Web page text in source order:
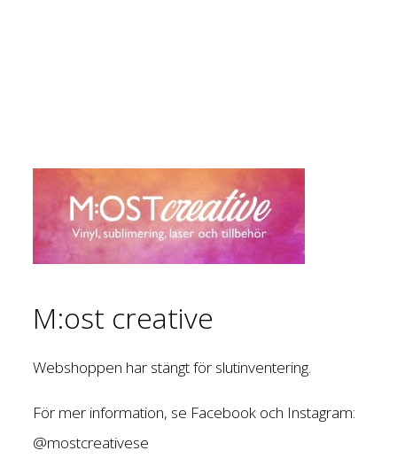
M:ost creative
Webshoppen har stängt för slutinventering.
För mer information, se Facebook och Instagram:
@mostcreativese